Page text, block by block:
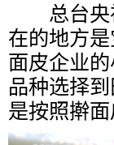
总台
在的地方
面皮企业
品种选择
是按照擀面